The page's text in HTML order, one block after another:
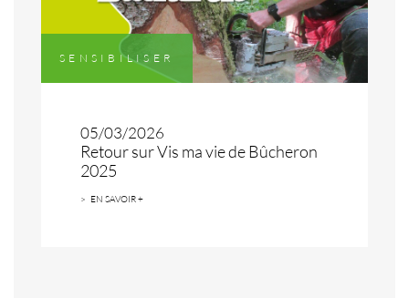
SENSIBILISER
05/03/2026
Retour sur Vis ma vie de Bûcheron
2025
EN SAVOIR +